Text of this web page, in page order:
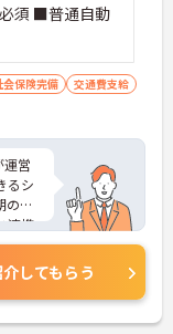
ッ
を大
会保険完備
交通費支給
運営
るシ
のミ
連携
を整
フ
支援
る環
や実
してもらう